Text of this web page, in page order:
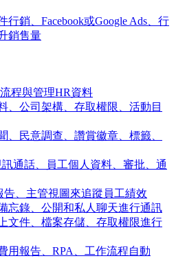
行銷、Facebook或Google Ads、行
銷售量
程與管理HR資料
、公司架構、存取權限、活動目
、民意調查、讚賞徽章、標籤、
通話、員工個人資料、審批、通
告、主管視圖來追蹤員工績效
忘錄、公開和私人聊天進行通訊
文件、檔案存儲、存取權限進行
用報告、RPA、工作流程自動